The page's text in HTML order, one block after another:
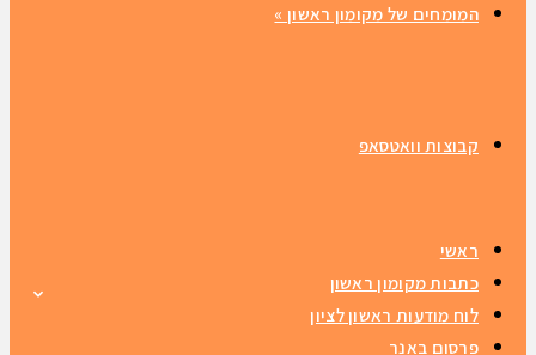
המומחים של מקומון ראשון »
קבוצות וואטסאפ
ראשי
כתבות מקומון ראשון
לוח מודעות ראשון לציון
פרסום באנר